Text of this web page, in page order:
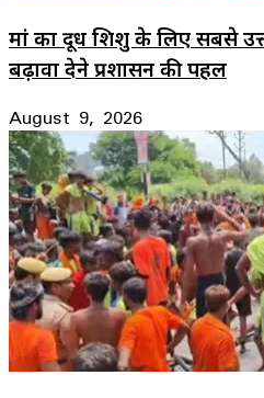
मां का दूध शिशु के लिए सबसे
बढ़ावा देने प्रशासन की पहल
August 9, 2026